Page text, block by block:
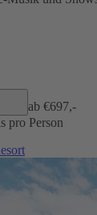
ab €697,-
pro Person